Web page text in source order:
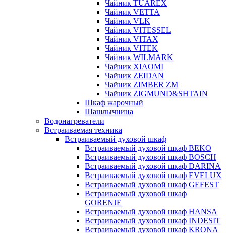
Чайник TUAREX
Чайник VETTA
Чайник VLK
Чайник VITESSEL
Чайник VITAX
Чайник VITEK
Чайник WILMARK
Чайник XIAOMI
Чайник ZEIDAN
Чайник ZIMBER ZM
Чайник ZIGMUND&SHTAIN
Шкаф жарочный
Шашлычница
Водонагреватели
Встраиваемая техника
Встраиваемый духовой шкаф
Встраиваемый духовой шкаф BEKO
Встраиваемый духовой шкаф BOSCH
Встраиваемый духовой шкаф DARINA
Встраиваемый духовой шкаф EVELUX
Встраиваемый духовой шкаф GEFEST
Встраиваемый духовой шкаф
GORENJE
Встраиваемый духовой шкаф HANSA
Встраиваемый духовой шкаф INDESIT
Встраиваемый духовой шкаф KRONA